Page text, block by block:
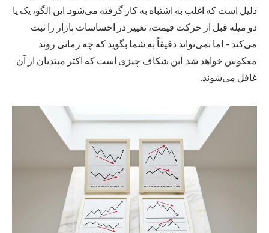
دلیل است که اغلب به اشتباه به کار گرفته می‌شود. این الگو، یک یا
دو میله قبل از حرکت قیمت، تغییر در احساسات بازار را ثبت
می‌کند - اما نمی‌تواند دقیقاً به شما بگوید که چه زمانی روند
معکوس خواهد شد. این شکاف چیزی است که اکثر مبتدیان از آن
غافل می‌شوند.